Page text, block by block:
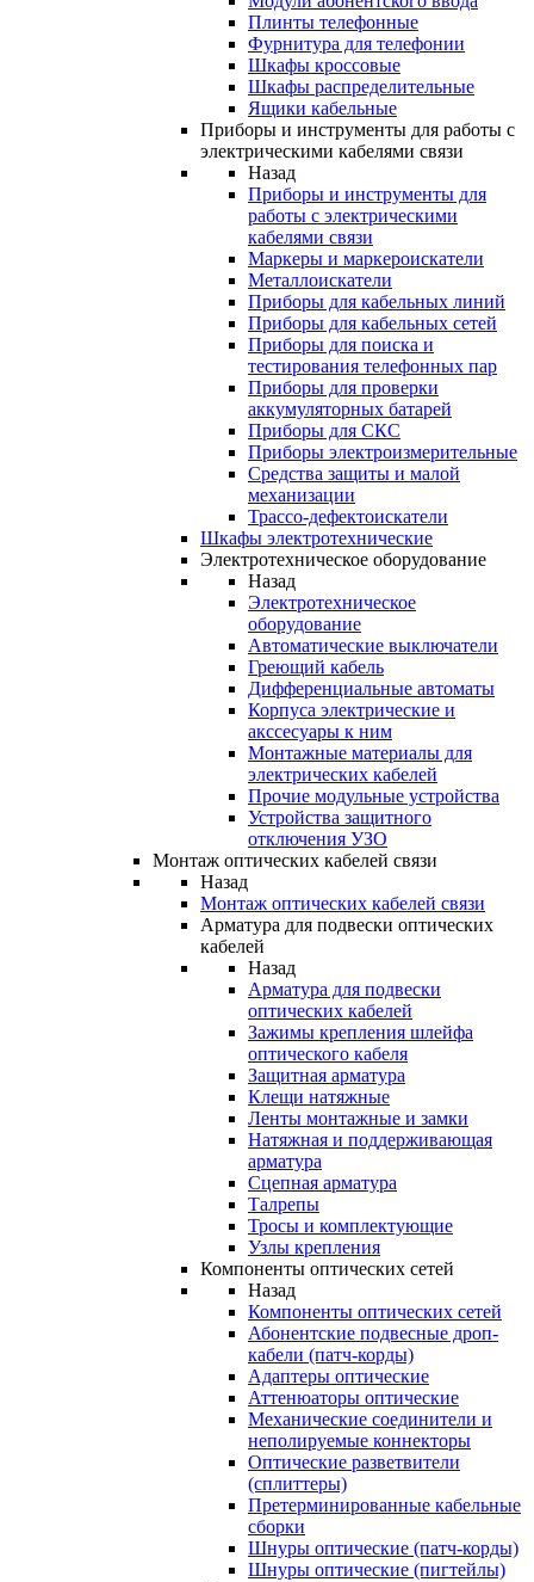
Плинты телефонные
Фурнитура для телефонии
Шкафы кроссовые
Шкафы распределительные
Ящики кабельные
Приборы и инструменты для работы с
электрическими кабелями связи
Назад
Приборы и инструменты для
работы с электрическими
кабелями связи
Маркеры и маркероискатели
Металлоискатели
Приборы для кабельных линий
Приборы для кабельных сетей
Приборы для поиска и
тестирования телефонных пар
Приборы для проверки
аккумуляторных батарей
Приборы для СКС
Приборы электроизмерительные
Средства защиты и малой
механизации
Трассо-дефектоискатели
Шкафы электротехнические
Электротехническое оборудование
Назад
Электротехническое
оборудование
Автоматические выключатели
Греющий кабель
Дифференциальные автоматы
Корпуса электрические и
акссесуары к ним
Монтажные материалы для
электрических кабелей
Прочие модульные устройства
Устройства защитного
отключения УЗО
Монтаж оптических кабелей связи
Назад
Монтаж оптических кабелей связи
Арматура для подвески оптических
кабелей
Назад
Арматура для подвески
оптических кабелей
Зажимы крепления шлейфа
оптического кабеля
Защитная арматура
Клещи натяжные
Ленты монтажные и замки
Натяжная и поддерживающая
арматура
Сцепная арматура
Талрепы
Тросы и комплектующие
Узлы крепления
Компоненты оптических сетей
Назад
Компоненты оптических сетей
Абонентские подвесные дроп-
кабели (патч-корды)
Адаптеры оптические
Аттенюаторы оптические
Механические соединители и
неполируемые коннекторы
Оптические разветвители
(сплиттеры)
Претерминированные кабельные
сборки
Шнуры оптические (патч-корды)
Шнуры оптические (пигтейлы)